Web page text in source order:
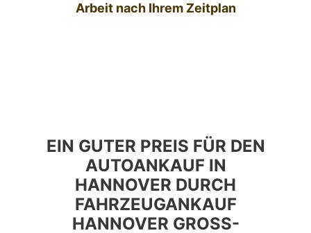
Arbeit nach Ihrem Zeitplan
EIN GUTER PREIS FÜR DEN
AUTOANKAUF IN
HANNOVER DURCH
FAHRZEUGANKAUF
HANNOVER GROSS-B